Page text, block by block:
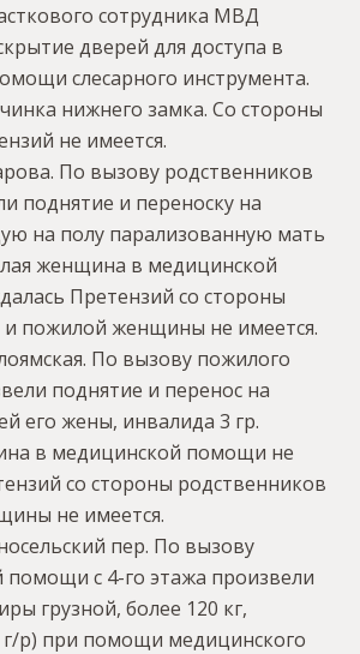
сотрудника МВД
дверей для доступа в
слесарного инструмента.
нижнего замка. Со стороны
не имеется.
По вызову родственников
поднятие и переноску на
на полу парализованную мать
женщина в медицинской
Претензий со стороны
и пожилой женщины не имеется.
По вызову пожилого
поднятие и перенос на
его жены, инвалида 3 гр.
в медицинской помощи не
со стороны родственников
не имеется.
пер. По вызову
помощи с 4-го этажа произвели
грузной, более 120 кг,
р) при помощи медицинского